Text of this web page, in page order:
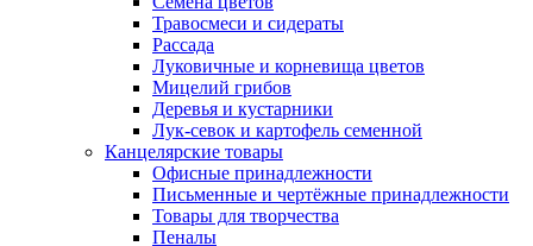
Травосмеси и сидераты
Рассада
Луковичные и корневища цветов
Мицелий грибов
Деревья и кустарники
Лук-севок и картофель семенной
Канцелярские товары
Офисные принадлежности
Письменные и чертёжные принадлежности
Товары для творчества
Пеналы